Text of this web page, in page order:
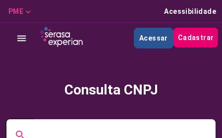
PME Acessibilidade
Acessar Cadastrar
Consulta CNPJ